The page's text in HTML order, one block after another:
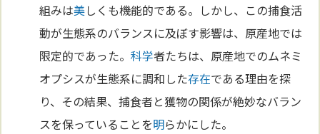
組みは美しくも機能的である。しかし、この捕食活
動が生態系のバランスに及ぼす影響は、原産地では
限定的であった。科学者たちは、原産地でのムネミ
オプシスが生態系に調和した存在である理由を探
り、その結果、捕食者と獲物の関係が絶妙なバラン
スを保っていることを明らかにした。